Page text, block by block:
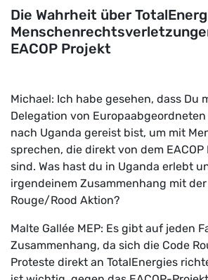
Die Wahrheit über
EACOP Projekt
Michael: Ich habe gesehen, dass Du
Delegation von
nach Uganda gereist bist, um mit
sprechen, die direkt von dem
sind. Was hast du in Uganda erlebt
irgendeinem Zusammenhang mit der
Rouge/Rood Aktion?
Malte Gallée MEP: Es gibt auf jeden
Zusammenhang, da sich die Code
Proteste direkt an TotalEnergies